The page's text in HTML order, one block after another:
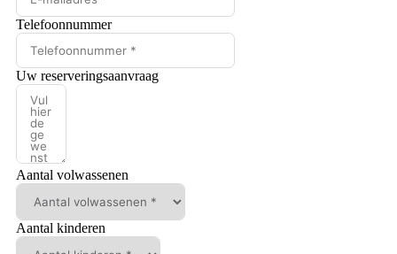
Telefoonnummer
Uw reserveringsaanvraag
Aantal volwassenen
Aantal kinderen